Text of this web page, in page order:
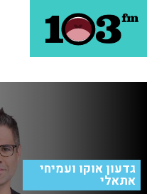
גדעון אוקו ועמיחי
אתאלי